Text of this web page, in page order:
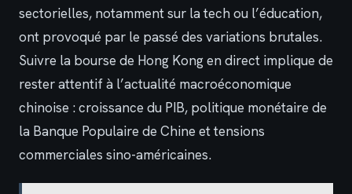
sectorielles, notamment sur la tech ou l’éducation,
ont provoqué par le passé des variations brutales.
Suivre la bourse de Hong Kong en direct implique de
rester attentif à l’actualité macroéconomique
chinoise : croissance du PIB, politique monétaire de
la Banque Populaire de Chine et tensions
commerciales sino-américaines.